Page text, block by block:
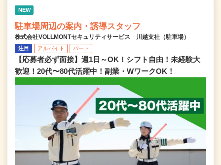
NEW
駐車場周辺の案内・誘導スタッフ
株式会社VOLLMONTセキュリティサービス 川越支社（駐車場）
注目 アルバイト パート
【応募者必ず面接】週1日～OK！シフト自由！未経験大
歓迎！20代〜80代活躍中！副業・WワークOK！